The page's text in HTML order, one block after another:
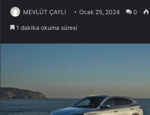
MEVLÜT ÇAYLI Ocak 25, 2024 0
1 dakika okuma süresi